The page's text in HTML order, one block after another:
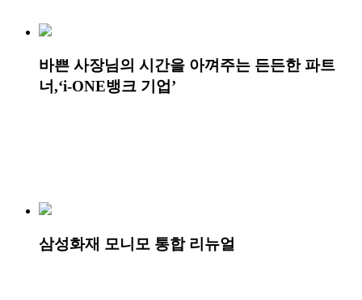
바쁜 사장님의 시간을 아껴주는 든든한 파트
너,‘i-ONE뱅크 기업’
삼성화재 모니모 통합 리뉴얼